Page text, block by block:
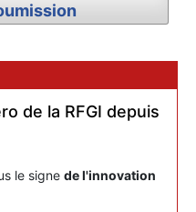
de la RFGI depuis
le signe de l'innovation